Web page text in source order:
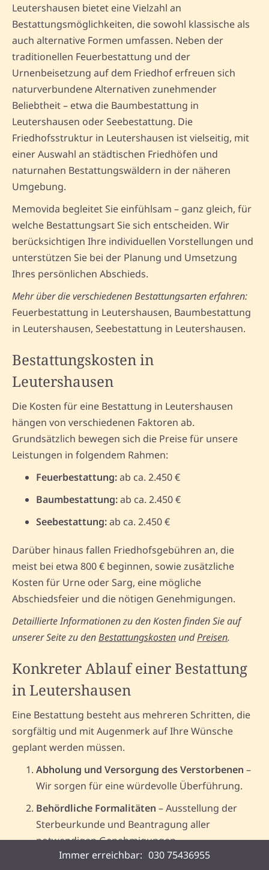
Leutershausen bietet eine Vielzahl an
Bestattungsmöglichkeiten, die sowohl klassische als
auch alternative Formen umfassen. Neben der
traditionellen Feuerbestattung und der
Urnenbeisetzung auf dem Friedhof erfreuen sich
naturverbundene Alternativen zunehmender
Beliebtheit – etwa die Baumbestattung in
Leutershausen oder Seebestattung. Die
Friedhofsstruktur in Leutershausen ist vielseitig, mit
einer Auswahl an städtischen Friedhöfen und
naturnahen Bestattungswäldern in der näheren
Umgebung.
Memovida begleitet Sie einfühlsam – ganz gleich, für
welche Bestattungsart Sie sich entscheiden. Wir
berücksichtigen Ihre individuellen Vorstellungen und
unterstützen Sie bei der Planung und Umsetzung
Ihres persönlichen Abschieds.
Mehr über die verschiedenen Bestattungsarten erfahren:
Feuerbestattung in Leutershausen, Baumbestattung
in Leutershausen, Seebestattung in Leutershausen.
Bestattungskosten in
Leutershausen
Die Kosten für eine Bestattung in Leutershausen
hängen von verschiedenen Faktoren ab.
Grundsätzlich bewegen sich die Preise für unsere
Leistungen in folgendem Rahmen:
Feuerbestattung:ab ca. 2.450 €
Baumbestattung:ab ca. 2.450 €
Seebestattung:ab ca. 2.450 €
Darüber hinaus fallen Friedhofsgebühren an, die
meist bei etwa 800 € beginnen, sowie zusätzliche
Kosten für Urne oder Sarg, eine mögliche
Abschiedsfeier und die nötigen Genehmigungen.
Detaillierte Informationen zu den Kosten finden Sie auf
unserer Seite zu denBestattungskosten undPreisen.
Konkreter Ablauf einer Bestattung
in Leutershausen
Eine Bestattung besteht aus mehreren Schritten, die
sorgfältig und mit Augenmerk auf Ihre Wünsche
geplant werden müssen.
Abholung und Versorgung des Verstorbenen –
Wir sorgen für eine würdevolle Überführung.
Behördliche Formalitäten – Ausstellung der
Sterbeurkunde und Beantragung aller
notwendigen Genehmigungen.
Planung der Bestattung – Wahl der
Immer erreichbar: 030 75436955